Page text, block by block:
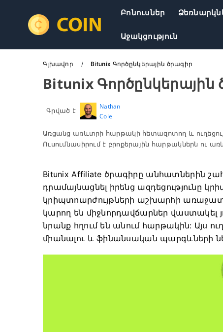
Բոնուսներ
Աջակցություն
Գլխավոր Bitunix Գործընկերային ծրագիր
Bitunix Գործընկերային
Գրված է
Nathan
Cole
Առցանց առևտրի հարթակի հետազոտող և
Ուսումնասիրում է բրոքերային հարթակներն ու
Bitunix Affiliate ծրագիրը անհատներին
դրամայնացնել իրենց ազդեցությունը
կրիպտոարժույթների աշխարհի
կարող են միջնորդավճարներ վաստակել
նրանք հղում են անում հարթակին: Այս
միանալու և ֆինանսական պարգևների